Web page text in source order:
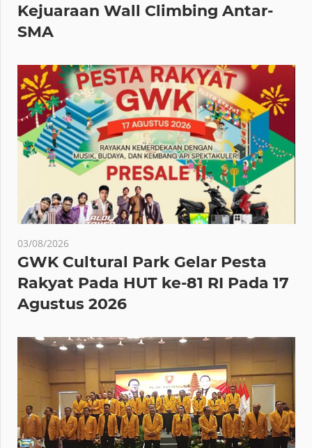
Kejuaraan Wall Climbing Antar-
SMA
03/08/2026
GWK Cultural Park Gelar Pesta
Rakyat Pada HUT ke-81 RI Pada 17
Agustus 2026